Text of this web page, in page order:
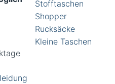
Stofftaschen
Shopper
Rucksäcke
Kleine Taschen